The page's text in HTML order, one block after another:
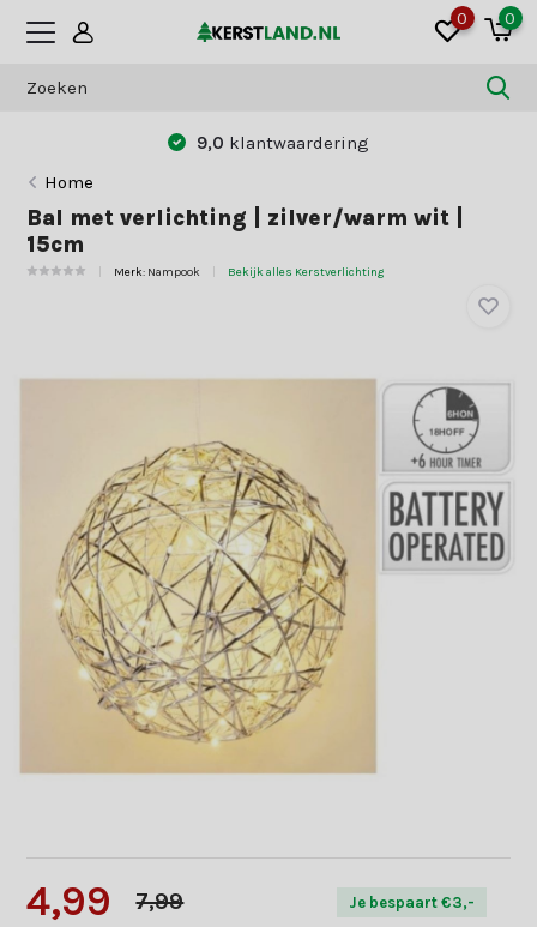
0 0
9,0 klantwaardering
Home
Bal met verlichting | zilver/warm wit |
15cm
Merk: Nampook Bekijk alles Kerstverlichting
4,99 7,99 Je bespaart €3,-